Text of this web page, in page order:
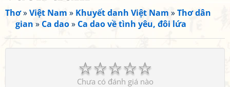
Thơ»Việt Nam » Khuyết danh Việt Nam »Thơ dân
gian » Ca dao» Ca dao về tình yêu, đôi lứa
☆
☆
☆
☆
☆
Chưa có đánh giá nào